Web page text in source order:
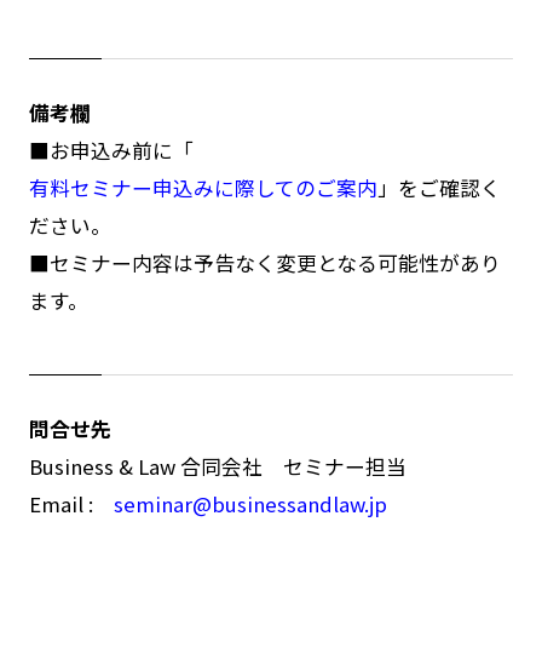
備考欄
■お申込み前に「
有料セミナー申込みに際してのご案内 」をご確認く
ださい。
■セミナー内容は予告なく変更となる可能性があり
ます。
問合せ先
Business & Law 合同会社 セミナー担当
Email : seminar@businessandlaw.jp